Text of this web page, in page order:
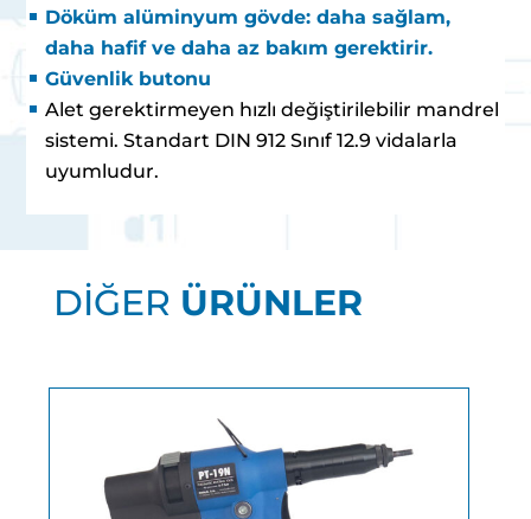
Döküm alüminyum gövde: daha sağlam,
daha hafif ve daha az bakım gerektirir.
Güvenlik butonu
Alet gerektirmeyen hızlı değiştirilebilir mandrel
sistemi. Standart DIN 912 Sınıf 12.9 vidalarla
uyumludur.
DİĞER ÜRÜNLER